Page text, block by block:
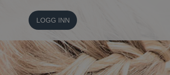
LOGG INN